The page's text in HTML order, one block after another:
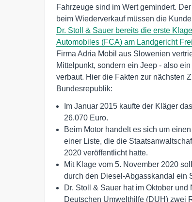
Fahrzeuge sind im Wert gemindert.
beim Wiederverkauf müssen die
Dr. Stoll & Sauer bereits die erste
Automobiles (FCA) am Landgericht
Firma Adria Mobil aus Slowenien
Mittelpunkt, sondern ein Jeep - also
verbaut. Hier die Fakten zur nächsten
Bundesrepublik:
Im Januar 2015 kaufte der Kläger
26.070 Euro.
Beim Motor handelt es sich um
einer Liste, die die
2020 veröffentlicht hatte.
Mit Klage vom 5. November 2020
durch den Diesel-Abgasskandal ein
Dr. Stoll & Sauer hat im Oktober
Deutschen Umwelthilfe (DUH) zwei